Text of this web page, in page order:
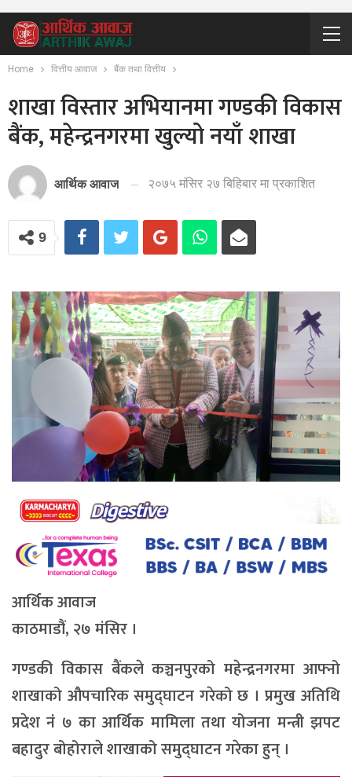
Home वित्तीय आवाज बैंक तथा वित्तीय
शाखा विस्तार अभियानमा गण्डकी विकास
बैंक, महेन्द्रनगरमा खुल्यो नयाँ शाखा
आर्थिक आवाज २०७५ मंसिर २७ बिहिबार मा प्रकाशित
9
आर्थिक आवाज
काठमाडौं, २७ मंसिर ।
गण्डकी विकास बैंकले कञ्चनपुरको महेन्द्रनगरमा आफ्नो
शाखाको औपचारिक समुद्घाटन गरेको छ । प्रमुख अतिथि
प्रदेश नंं ७ का आर्थिक मामिला तथा योजना मन्त्री झपट
बहादुर बोहोराले शाखाको समुद्घाटन गरेका हुन् ।